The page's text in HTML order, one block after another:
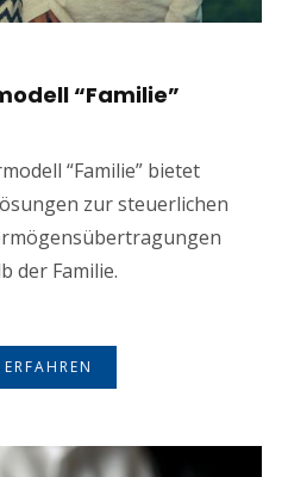
“Familie”
“Familie” bietet
zur steuerlichen
der Familie.